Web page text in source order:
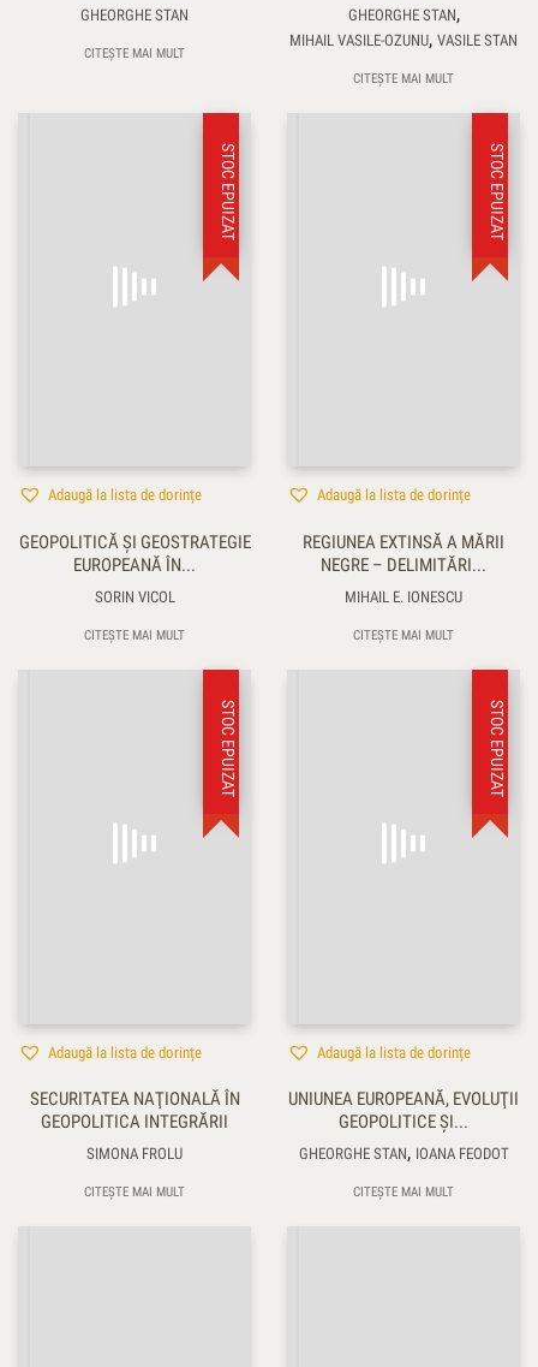
GHEORGHE STAN
CITEȘTE MAI MULT
GHEORGHE STAN,
MIHAIL VASILE-OZUNU, VASILE STAN
CITEȘTE MAI MULT
STOC EPUIZAT
Adaugă la lista de dorințe
GEOPOLITICĂ ŞI GEOSTRATEGIE
EUROPEANĂ ÎN...
SORIN VICOL
CITEȘTE MAI MULT
STOC EPUIZAT
Adaugă la lista de dorințe
REGIUNEA EXTINSĂ A MĂRII
NEGRE – DELIMITĂRI...
MIHAIL E. IONESCU
CITEȘTE MAI MULT
STOC EPUIZAT
Adaugă la lista de dorințe
SECURITATEA NAŢIONALĂ ÎN
GEOPOLITICA INTEGRĂRII
SIMONA FROLU
CITEȘTE MAI MULT
STOC EPUIZAT
Adaugă la lista de dorințe
UNIUNEA EUROPEANĂ, EVOLUŢII
GEOPOLITICE ŞI...
GHEORGHE STAN, IOANA FEODOT
CITEȘTE MAI MULT